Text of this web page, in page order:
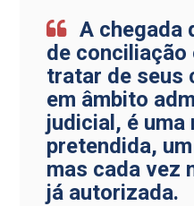
A chegada
de conciliação
tratar de seus
em âmbito
judicial, é uma
pretendida,
mas cada vez
já autorizada.